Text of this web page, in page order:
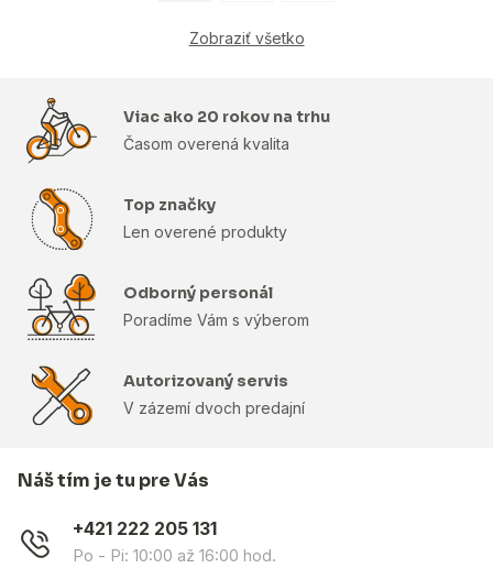
Zobraziť všetko
Viac ako 20 rokov na trhu
Časom overená kvalita
Top značky
Len overené produkty
Odborný personál
Poradíme Vám s výberom
Autorizovaný servis
V zázemí dvoch predajní
Náš tím je tu pre Vás
+421 222 205 131
Po - Pi: 10:00 až 16:00 hod.